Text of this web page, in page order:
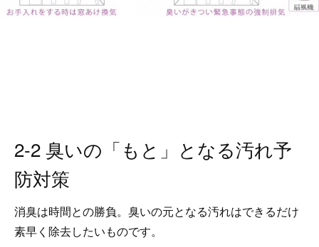
2-2 臭いの「もと」となる汚れ予
防対策
消臭は時間との勝負。臭いの元となる汚れはできるだけ
素早く除去したいものです。